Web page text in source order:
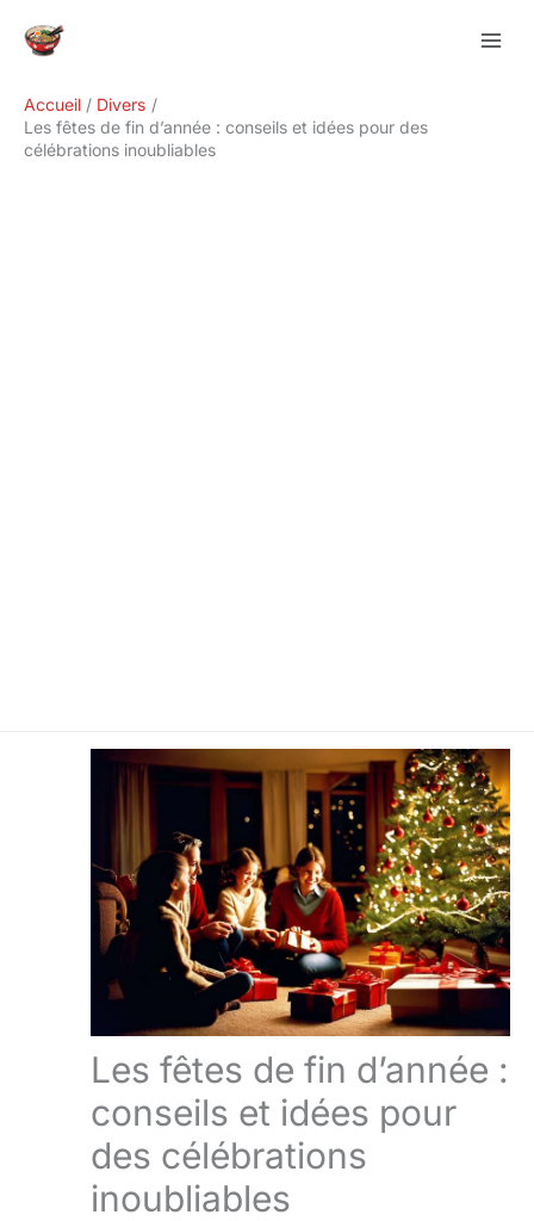
Accueil
Divers
Les fêtes de fin d’année : conseils et idées pour des
célébrations inoubliables
Les fêtes de fin d’année :
conseils et idées pour
des célébrations
inoubliables